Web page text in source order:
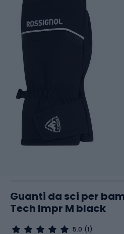
Guanti da sci per
Tech Impr M black
5.0 (1)